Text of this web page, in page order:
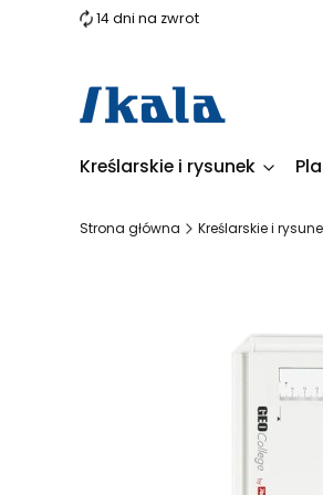
14 dni na zwrot
Kreślarskie i rysunek
Strona główna Kreślarskie i